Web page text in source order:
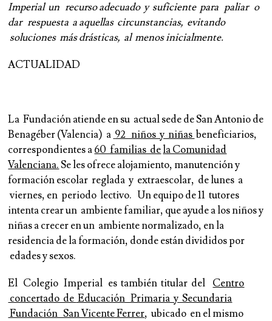
Imperial un recurso adecuado y suficiente para paliar o
dar respuesta a aquellas circunstancias, evitando
soluciones más drásticas, al menos inicialmente.
ACTUALIDAD
La Fundación atiende en su actual sede de San Antonio de
Benagéber (Valencia) a 92 niños y niñas beneficiarios,
correspondientes a60 familias dela Comunidad
Valenciana.Se les ofrece alojamiento, manutención y
formación escolar reglada y extraescolar, de lunes a
viernes, en periodo lectivo. Un equipo de 11 tutores
intenta crear un ambiente familiar, que ayude a los niños y
niñas a crecer en un ambiente normalizado, en la
residencia de la formación, donde están divididos por
edades y sexos.
El Colegio Imperial es también titular del Centro
concertado de Educación Primaria y Secundaria
Fundación San Vicente Ferrer, ubicado en el mismo